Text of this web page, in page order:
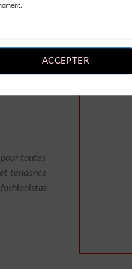
ACCEPTER
un côté
toutes
tendance